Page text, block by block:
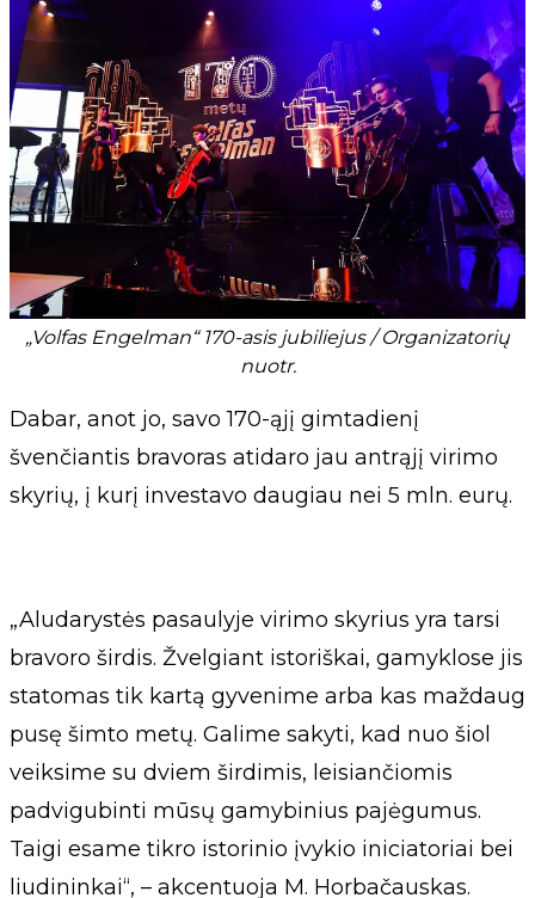
„Volfas Engelman“ 170-asis jubiliejus / Organizatorių
nuotr.
Dabar, anot jo, savo 170-ąjį gimtadienį
švenčiantis bravoras atidaro jau antrąjį virimo
skyrių, į kurį investavo daugiau nei 5 mln. eurų.
„Aludarystės pasaulyje virimo skyrius yra tarsi
bravoro širdis. Žvelgiant istoriškai, gamyklose jis
statomas tik kartą gyvenime arba kas maždaug
pusę šimto metų. Galime sakyti, kad nuo šiol
veiksime su dviem širdimis, leisiančiomis
padvigubinti mūsų gamybinius pajėgumus.
Taigi esame tikro istorinio įvykio iniciatoriai bei
liudininkai“, – akcentuoja M. Horbačauskas.